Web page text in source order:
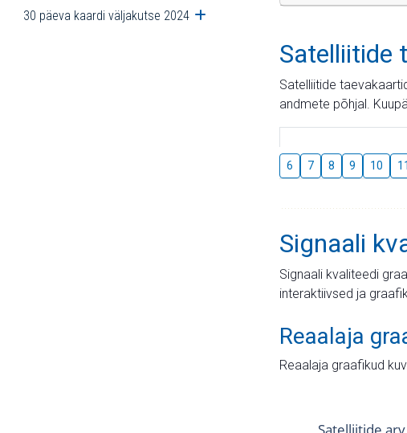
30 päeva kaardi väljakutse 2024 Ava alammenüü
Satelliitide
Satelliitide
andmete põhjal.
6 7 8 9 10 11
Signaali
Signaali kvaliteedi
interaktiivsed ja
Reaalaja
Reaalaja graafikud